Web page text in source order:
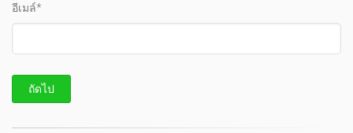
อีเมล์*